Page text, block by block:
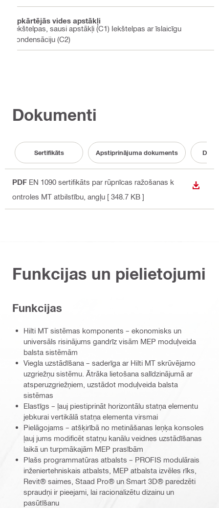
Apkārtējās vides apstākļi
Iekštelpas, sausi apstākļi (C1) Iekštelpas ar īslaicīgu
kondensāciju (C2)
Dokumenti
Sertifikāts Apstiprinājuma dokuments
PDF EN 1090 sertifikāts par rūpnīcas ražošanas k
ontroles MT atbilstību , angļu [ 348.7 KB ]
Funkcijas un pielietojumi
Funkcijas
Hilti MT sistēmas komponents – ekonomisks un
universāls risinājums gandrīz visām MEP moduļveida
balsta sistēmām
Viegla uzstādīšana – saderīga ar Hilti MT skrūvējamo
uzgriežņu sistēmu. Ātrāka lietošana salīdzinājumā ar
atsperuzgriežņiem, uzstādot moduļveida balsta
sistēmas
Elastīgs – ļauj piestiprināt horizontālu statņa elementu
jebkurai vertikālā statņa elementa virsmai
Pielāgojams – atšķirībā no metināšanas leņķa konsoles
ļauj jums modificēt statņu kanālu veidnes uzstādīšanas
laikā un turpmākajām MEP prasībām
Plašs programmatūras atbalsts – PROFIS modulārais
inženiertehniskais atbalsts, MEP atbalsta izvēles rīks,
Revit® saimes, Staad Pro® un Smart 3D® paredzēti
spraudņi ir pieejami, lai racionalizētu dizainu un
pasūtīšanu